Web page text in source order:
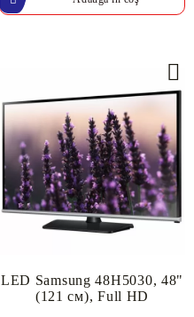
LED Samsung 48H5030, 48"
(121 см), Full HD